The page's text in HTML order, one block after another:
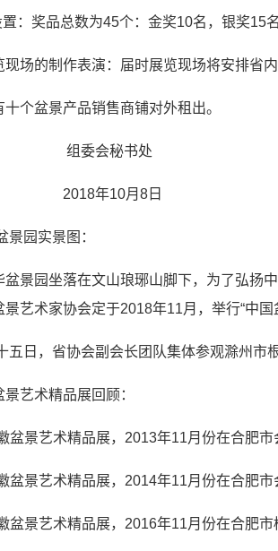
：奖品总数为45个：金奖10名，银奖15
现场的制作表演：届时展览现场将安排省
十个盆景产品销售商铺对外租出。
会秘书处
年10月8日
景园实景图：
盆景园坐落在文山琅琊山脚下，为了弘扬
景艺术家协会定于2018年11月，举行“中
日，省协会副会长团队集体参观滁州市
艺术精品展回顾：
盆景艺术精品展，2013年11月份在合肥
盆景艺术精品展，2014年11月份在合肥
盆景艺术精品展，2016年11月份在合肥